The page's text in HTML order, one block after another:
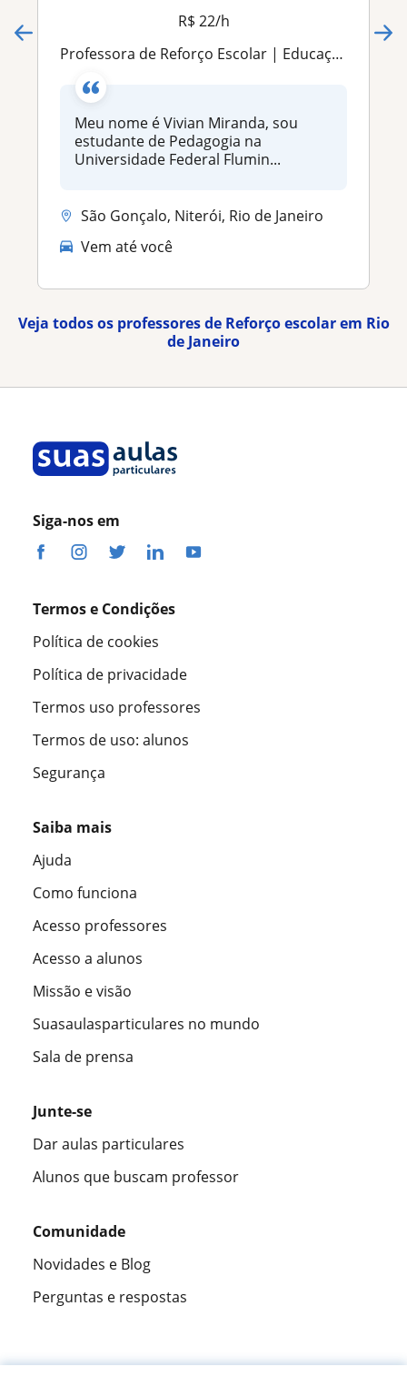
R$ 22/h
Professora de Reforço Escolar | Educação Infantil e Ensino Fundamental I
Meu nome é Vivian Miranda, sou
estudante de Pedagogia na
Universidade Federal Flumin...
São Gonçalo, Niterói, Rio de Janeiro
Vem até você
Veja todos os professores de Reforço escolar em Rio
de Janeiro
Siga-nos em
Termos e Condições
Política de cookies
Política de privacidade
Termos uso professores
Termos de uso: alunos
Segurança
Saiba mais
Ajuda
Como funciona
Acesso professores
Acesso a alunos
Missão e visão
Suasaulasparticulares no mundo
Sala de prensa
Junte-se
Dar aulas particulares
Alunos que buscam professor
Comunidade
Novidades e Blog
Perguntas e respostas